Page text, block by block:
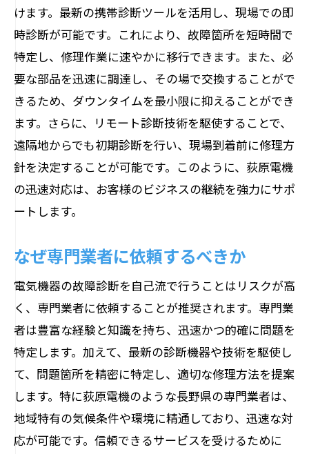
荻原電機が提供する電気機器故障診断サービ
スの特徴と利点
他社との違い：荻原電機の強み
故障診断サービスの流れと詳細
コストパフォーマンスとサービス内容
専門的な対応と高い技術力
長野県内での豊富な実績
安心して利用できるサポート体制
けます。最新の携帯診断ツールを活用し、現場での即
時診断が可能です。これにより、故障箇所を短時間で
特定し、修理作業に速やかに移行できます。また、必
要な部品を迅速に調達し、その場で交換することがで
きるため、ダウンタイムを最小限に抑えることができ
ます。さらに、リモート診断技術を駆使することで、
遠隔地からでも初期診断を行い、現場到着前に修理方
針を決定することが可能です。このように、荻原電機
の迅速対応は、お客様のビジネスの継続を強力にサポ
ートします。
なぜ専門業者に依頼するべきか
電気機器の故障診断を自己流で行うことはリスクが高
く、専門業者に依頼することが推奨されます。専門業
者は豊富な経験と知識を持ち、迅速かつ的確に問題を
特定します。加えて、最新の診断機器や技術を駆使し
て、問題箇所を精密に特定し、適切な修理方法を提案
します。特に荻原電機のような長野県の専門業者は、
地域特有の気候条件や環境に精通しており、迅速な対
応が可能です。信頼できるサービスを受けるために